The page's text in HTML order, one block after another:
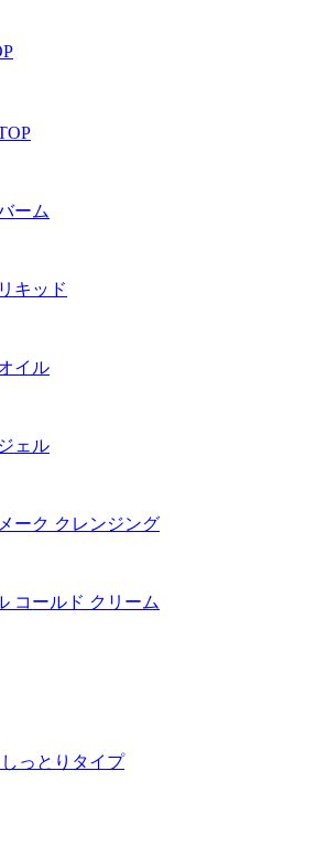
ーム
キッド
イル
ェル
ーク クレンジング
コールド クリーム
っとりタイプ